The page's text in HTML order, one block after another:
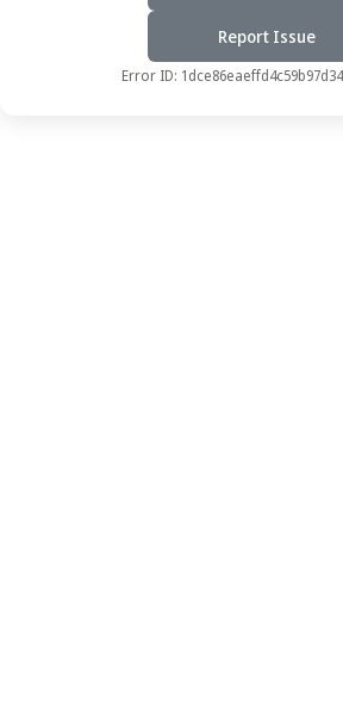
Report Issue
Error ID: